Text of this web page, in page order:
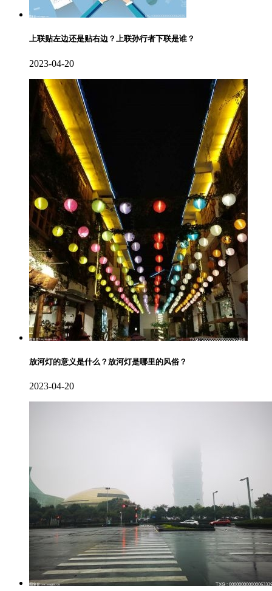
上联贴左边还是贴右边？上联孙行者下联是谁？
2023-04-20
放河灯的意义是什么？放河灯是哪里的风俗？
2023-04-20